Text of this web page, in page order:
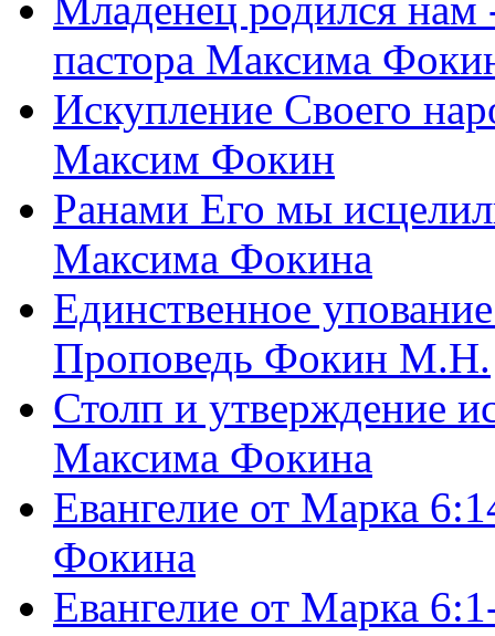
пастора Максима
Искупление Своего
Максим Фокин
Ранами Его мы
Максима Фокина
Единственное
Проповедь Фокин М.Н.
Столп и утверждение
Максима Фокина
Евангелие от Марка
Фокина
Евангелие от Марка